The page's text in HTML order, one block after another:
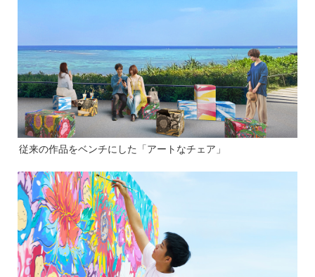
従来の作品をベンチにした「アートなチェア」